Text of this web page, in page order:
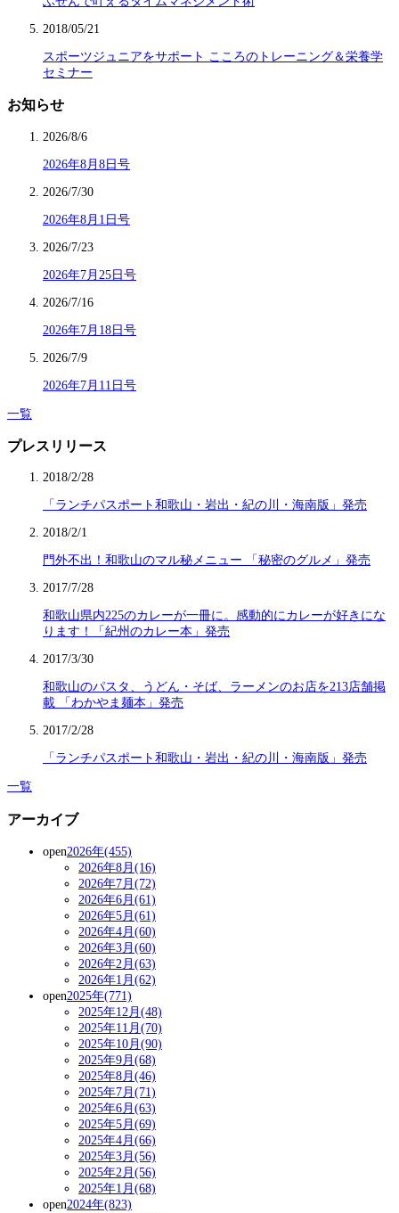
2018/05/21
スポーツジュニアをサポート こころのトレーニング＆栄養学
セミナー
お知らせ
2026/8/6
2026年8月8日号
2026/7/30
2026年8月1日号
2026/7/23
2026年7月25日号
2026/7/16
2026年7月18日号
2026/7/9
2026年7月11日号
一覧
プレスリリース
2018/2/28
「ランチパスポート和歌山・岩出・紀の川・海南版」発売
2018/2/1
門外不出！和歌山のマル秘メニュー 「秘密のグルメ」発売
2017/7/28
和歌山県内225のカレーが一冊に。感動的にカレーが好きにな
ります！「紀州のカレー本」発売
2017/3/30
和歌山のパスタ、うどん・そば、ラーメンのお店を213店舗掲
載 「わかやま麺本」発売
2017/2/28
「ランチパスポート和歌山・岩出・紀の川・海南版」発売
一覧
アーカイブ
open2026年(455)
2026年8月(16)
2026年7月(72)
2026年6月(61)
2026年5月(61)
2026年4月(60)
2026年3月(60)
2026年2月(63)
2026年1月(62)
open2025年(771)
2025年12月(48)
2025年11月(70)
2025年10月(90)
2025年9月(68)
2025年8月(46)
2025年7月(71)
2025年6月(63)
2025年5月(69)
2025年4月(66)
2025年3月(56)
2025年2月(56)
2025年1月(68)
open2024年(823)